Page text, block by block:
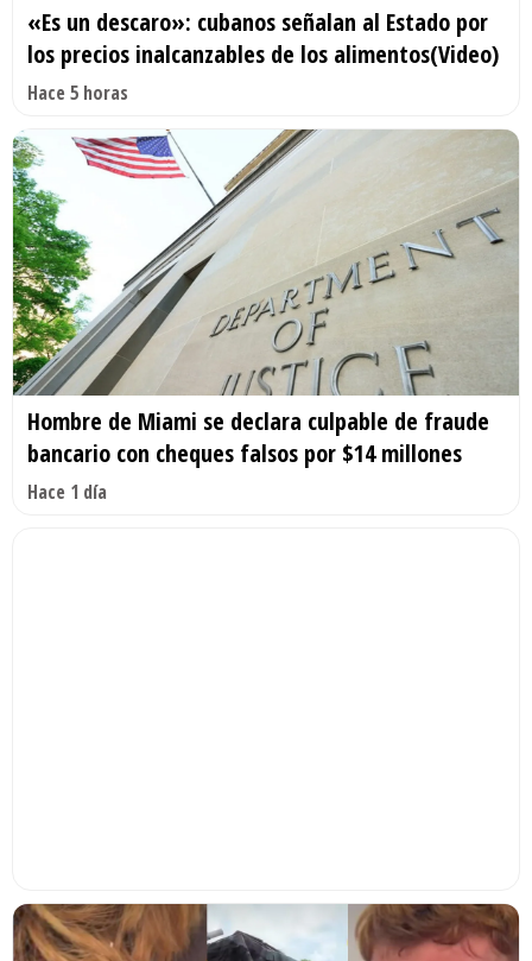
«Es un descaro»: cubanos señalan al Estado por
los precios inalcanzables de los alimentos(Video)
Hace 5 horas
Hombre de Miami se declara culpable de fraude
bancario con cheques falsos por $14 millones
Hace 1 día